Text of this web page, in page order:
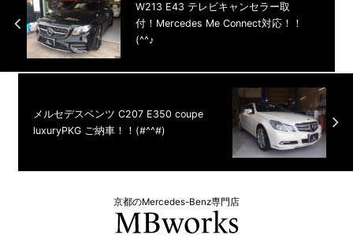
W213 E43 テレビキャンセラー取
付！Mercedes Me Connect対応！！
(^^♪
メルセデスベンツ C207 E350 coupe
luxuryPKG ご納車！！(#^^#)
京都のMercedes-Benz専門店